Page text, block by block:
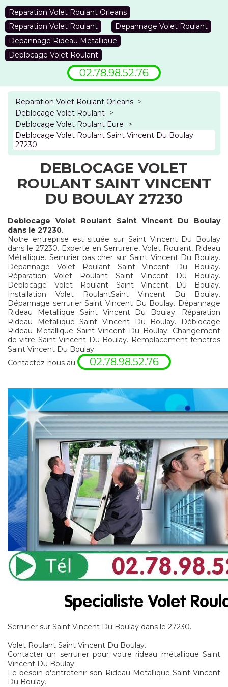
Reparation Volet Roulant Orleans
Reparation Volet Roulant
Depannage Volet Roulant
Depannage Rideau Metallique
Deblocage Volet Roulant
02.78.98.52.76
Reparation Volet Roulant Orleans >
Deblocage Volet Roulant >
Deblocage Volet Roulant Eure
>
Deblocage Volet Roulant Saint Vincent Du Boulay
27230
DEBLOCAGE VOLET
ROULANT SAINT VINCENT
DU BOULAY 27230
Deblocage Volet Roulant Saint Vincent Du Boulay
dans le 27230.
Notre entreprise est située sur Saint Vincent Du Boulay
dans le 27230. Experte en Serrurerie, Volet Roulant, Rideau
Métallique. Serrurier pas cher sur Saint Vincent Du Boulay.
Dépannage Volet Roulant Saint Vincent Du Boulay.
Réparation Volet Roulant Saint Vincent Du Boulay.
Déblocage Volet Roulant Saint Vincent Du Boulay.
Installation Volet RoulantSaint Vincent Du Boulay.
Dépannage serrurier Saint Vincent Du Boulay. Dépannage
Rideau Metallique Saint Vincent Du Boulay. Réparation
Rideau Metallique Saint Vincent Du Boulay. Déblocage
Rideau Metallique Saint Vincent Du Boulay. Changement
de vitre Saint Vincent Du Boulay. Remplacement fenetres
Saint Vincent Du Boulay.
Contactez-nous au
02.78.98.52.76
Serrurier sur Saint Vincent Du Boulay dans le 27230.
Volet Roulant Saint Vincent Du Boulay.
Contacter un serrurier pour votre rideau métallique Saint
Vincent Du Boulay.
Le besoin d'entretenir son Rideau Metallique Saint Vincent
Du Boulay.